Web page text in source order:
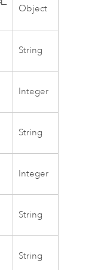
Object
String
Integer
String
Integer
String
String